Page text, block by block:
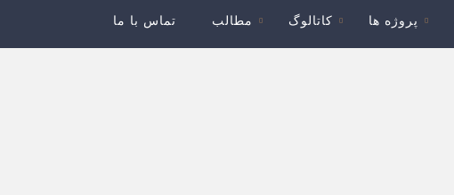
پروژه ها کاتالوگ مطالب تماس با ما